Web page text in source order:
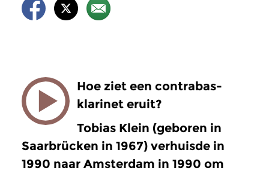
Hoe ziet een contrabas-
klarinet eruit?
Tobias Klein (geboren in
Saarbrücken in 1967) verhuisde in
1990 naar Amsterdam in 1990 om